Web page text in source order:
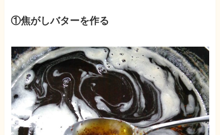
①焦がしバターを作る